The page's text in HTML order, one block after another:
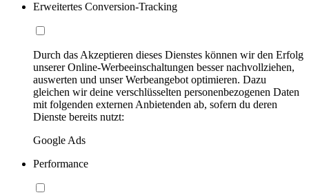
Erweitertes Conversion-Tracking
Durch das Akzeptieren dieses Dienstes können wir den Erfolg
unserer Online-Werbeeinschaltungen besser nachvollziehen,
auswerten und unser Werbeangebot optimieren. Dazu
gleichen wir deine verschlüsselten personenbezogenen Daten
mit folgenden externen Anbietenden ab, sofern du deren
Dienste bereits nutzt:
Google Ads
Performance